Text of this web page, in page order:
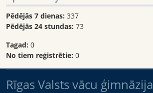
Pēdējās 7 dienas: 337
Pēdējās 24 stundas: 73
Tagad: 0
No tiem reģistrētie: 0
Rīgas Valsts vācu ģimnāzija